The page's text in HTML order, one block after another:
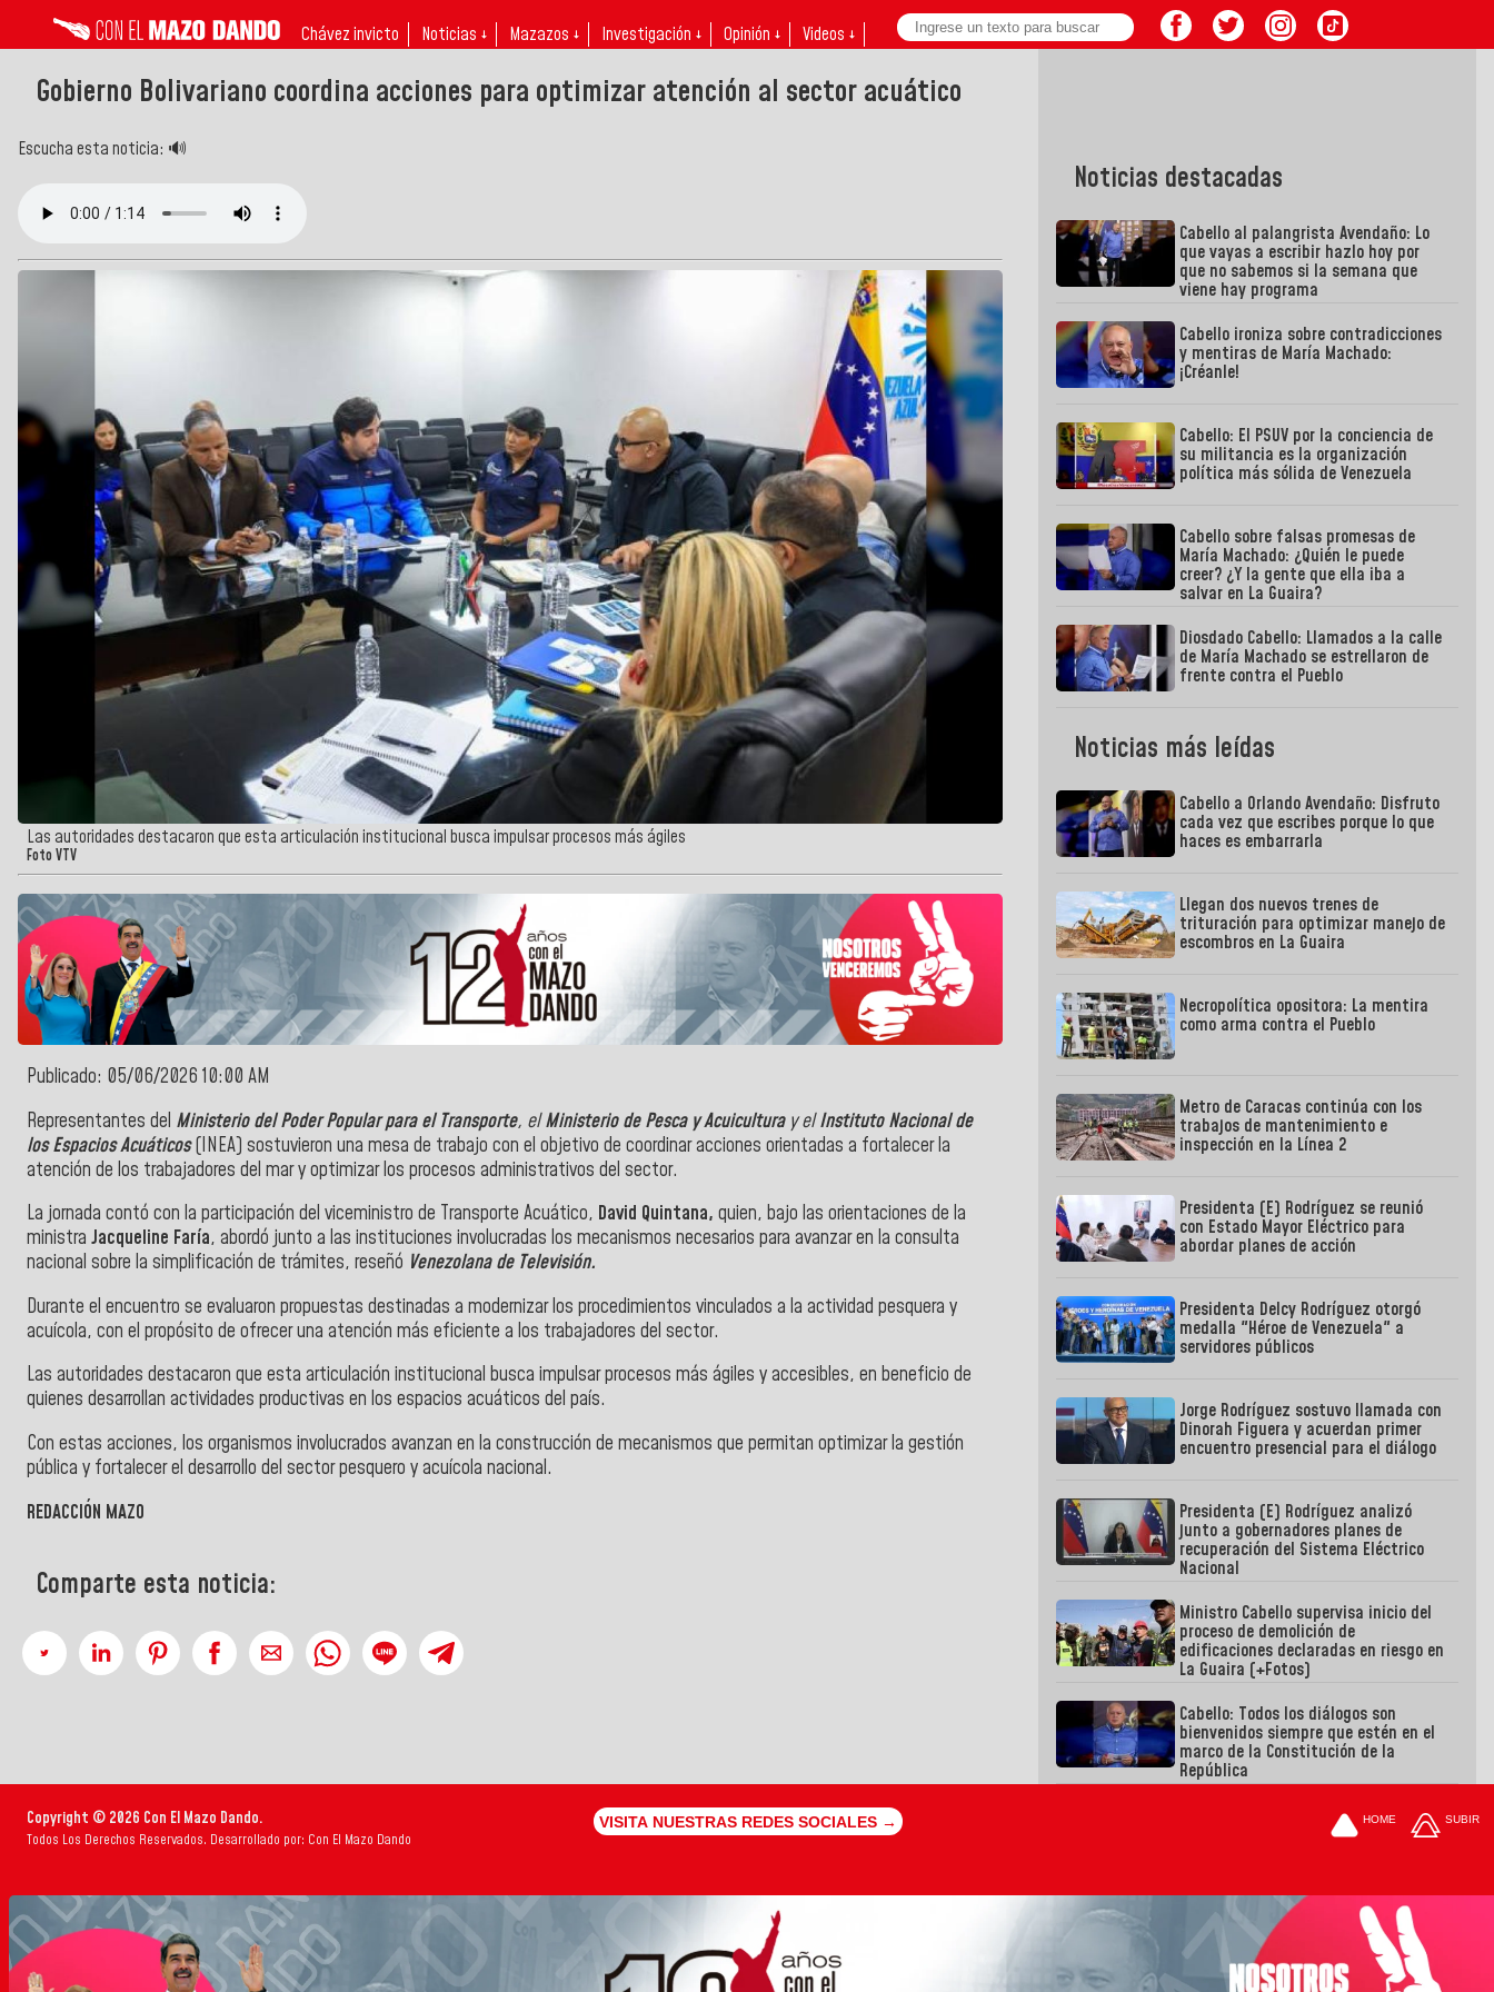
Chávez invicto Noticias ↓ Mazazos ↓ Investigación ↓ Opinión ↓ Videos ↓
Gobierno Bolivariano coordina acciones para optimizar atención al sector acuático
Escucha esta noticia: 🔊
Las autoridades destacaron que esta articulación institucional busca impulsar procesos más ágiles
Foto VTV
Publicado: 05/06/2026 10:00 AM
Representantes del Ministerio del Poder Popular para el Transporte, elMinisterio de Pesca y Acuicultura y elInstituto Nacional de
los Espacios Acuáticos(INEA) sostuvieron una mesa de trabajo con el objetivo de coordinar acciones orientadas a fortalecer la
atención de los trabajadores del mar y optimizar los procesos administrativos del sector.
La jornada contó con la participación del viceministro de Transporte Acuático, David Quintana, quien, bajo las orientaciones de la
ministra Jacqueline Faría, abordó junto a las instituciones involucradas los mecanismos necesarios para avanzar en la consulta
nacional sobre la simplificación de trámites, reseñó Venezolana de Televisión.
Durante el encuentro se evaluaron propuestas destinadas a modernizar los procedimientos vinculados a la actividad pesquera y
acuícola, con el propósito de ofrecer una atención más eficiente a los trabajadores del sector.
Las autoridades destacaron que esta articulación institucional busca impulsar procesos más ágiles y accesibles, en beneficio de
quienes desarrollan actividades productivas en los espacios acuáticos del país.
Con estas acciones, los organismos involucrados avanzan en la construcción de mecanismos que permitan optimizar la gestión
pública y fortalecer el desarrollo del sector pesquero y acuícola nacional.
REDACCIÓN MAZO
Comparte esta noticia:
Noticias destacadas
Cabello al palangrista Avendaño: Lo
que vayas a escribir hazlo hoy por
que no sabemos si la semana que
viene hay programa
Cabello ironiza sobre contradicciones
y mentiras de María Machado:
¡Créanle!
Cabello: El PSUV por la conciencia de
su militancia es la organización
política más sólida de Venezuela
Cabello sobre falsas promesas de
María Machado: ¿Quién le puede
creer? ¿Y la gente que ella iba a
salvar en La Guaira?
Diosdado Cabello: Llamados a la calle
de María Machado se estrellaron de
frente contra el Pueblo
Noticias más leídas
Cabello a Orlando Avendaño: Disfruto
cada vez que escribes porque lo que
haces es embarrarla
Llegan dos nuevos trenes de
trituración para optimizar manejo de
escombros en La Guaira
Necropolítica opositora: La mentira
como arma contra el Pueblo
Metro de Caracas continúa con los
trabajos de mantenimiento e
inspección en la Línea 2
Presidenta (E) Rodríguez se reunió
con Estado Mayor Eléctrico para
abordar planes de acción
Presidenta Delcy Rodríguez otorgó
medalla "Héroe de Venezuela" a
servidores públicos
Jorge Rodríguez sostuvo llamada con
Dinorah Figuera y acuerdan primer
encuentro presencial para el diálogo
Presidenta (E) Rodríguez analizó
junto a gobernadores planes de
recuperación del Sistema Eléctrico
Nacional
Ministro Cabello supervisa inicio del
proceso de demolición de
edificaciones declaradas en riesgo en
La Guaira (+Fotos)
Cabello: Todos los diálogos son
bienvenidos siempre que estén en el
marco de la Constitución de la
República
Copyright © 2026 Con El Mazo Dando.
Todos Los Derechos Reservados. Desarrollado por: Con El Mazo Dando
VISITA NUESTRAS REDES SOCIALES → HOME SUBIR